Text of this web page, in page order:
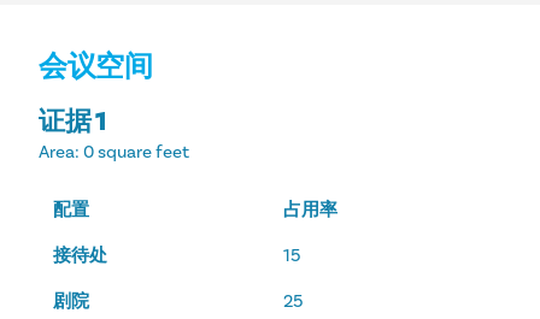
会议空间
证据 1
Area: 0 square feet
配置
占用率
接待处
15
剧院
25